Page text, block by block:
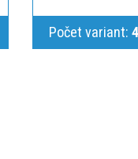
Počet variant: 4